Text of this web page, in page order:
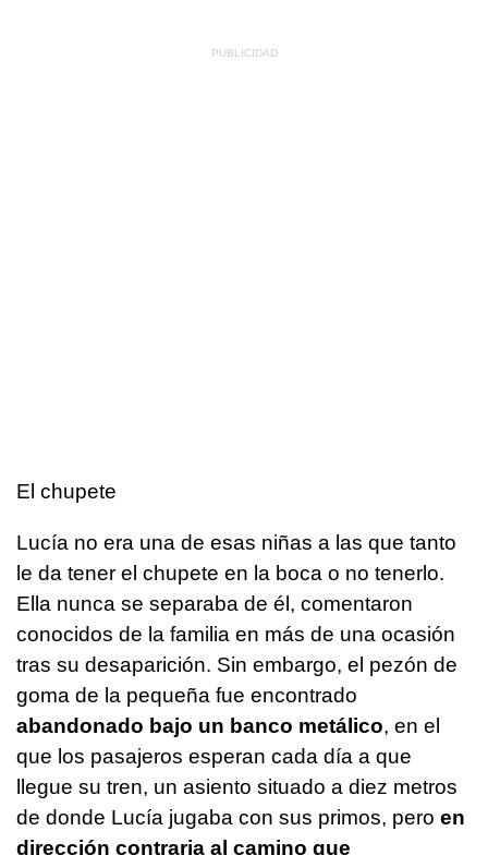
El chupete
Lucía no era una de esas niñas a las que tanto
le da tener el chupete en la boca o no tenerlo.
Ella nunca se separaba de él, comentaron
conocidos de la familia en más de una ocasión
tras su desaparición. Sin embargo, el pezón de
goma de la pequeña fue encontrado
abandonado bajo un banco metálico, en el
que los pasajeros esperan cada día a que
llegue su tren, un asiento situado a diez metros
de donde Lucía jugaba con sus primos, pero en
dirección contraria al camino que